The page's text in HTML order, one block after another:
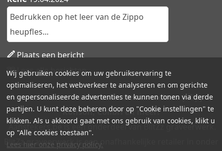
Bedrukken op het leer van de Zippo
heupfles...
Plaats een bericht
Lees alle berichten
Aanstekers.be - Ruime collectie aanstekers | Zippo,
Ronson, Colibri en meer!
Aanstekers.be is een onderdeel van BlitZz graveerwerk.
BlitZz graveerwerk is een onafhankelijke retailer in onder
Wij gebruiken cookies om uw gebruikservaring te
optimaliseren, het webverkeer te analyseren en om gerichte
en gepersonaliseerde advertenties te kunnen tonen via derde
partijen. U kunt deze beheren door op "Cookie instellingen" te
klikken. Als u akkoord gaat met ons gebruik van cookies, klikt u
op "Alle cookies toestaan".
Lees hier onze privacy policy.